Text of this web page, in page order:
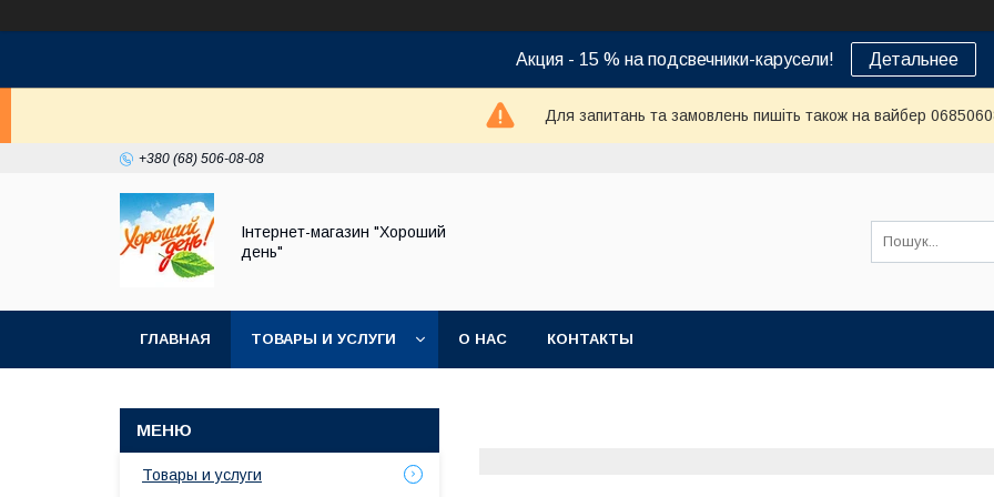
Акция - 15 % на подсвечники-карусели! Детальнее
Для запитань та замовлень пишіть також на вайбер
+380 (68) 506-08-08
Інтернет-магазин "Хороший
день"
ГЛАВНАЯ ТОВАРЫ И УСЛУГИ О НАС КОНТАКТЫ
Товары и услуги